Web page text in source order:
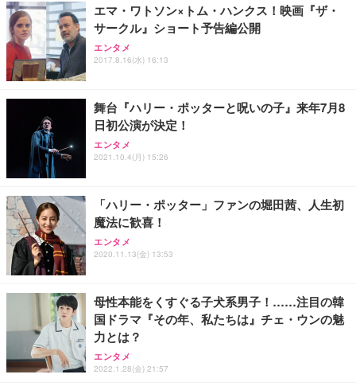
務用 おしゃれ パソコンチェア (ホワイト)
ANDWINT オフィスチェア デスクチェア 肘なし メ
ッシュ 通気性 ランバーサポート付き 腰サポート ガ
ス圧無段階昇降 360度回転 キャスター付き コンパク
【MiniLED/24.5inch/280Hz/FHD】GRAPHT THE S
HOOTER Gaming Monitor 24” Essential ゲーミン
グモニター QD 24.5インチ 1ms FHD 量子ドット 残
アイリスオーヤマ ペットシーツ 超厚型 お徳用 レギ
ュラー 200枚入【Amazon.co.jp限定】
エマ・ワトソン×トム・ハンクス！映画『ザ・
サークル』ショート予告編公開
エンタメ
2017.8.16(水) 16:13
舞台『ハリー・ポッターと呪いの子』来年7月8
日初公演が決定！
エンタメ
2021.10.4(月) 15:26
「ハリー・ポッター」ファンの堀田茜、人生初
魔法に歓喜！
エンタメ
2020.11.13(金) 13:53
母性本能をくすぐる子犬系男子！……注目の韓
国ドラマ『その年、私たちは』チェ・ウンの魅
力とは？
エンタメ
2022.1.28(金) 21:57